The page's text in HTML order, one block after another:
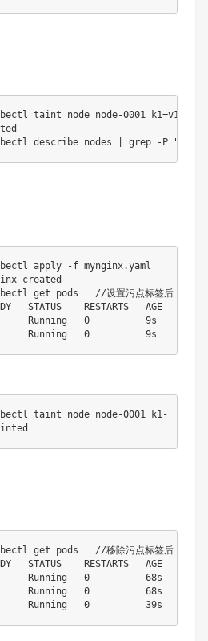
taint node node-0001
describe nodes | grep -P
apply -f mynginx.yaml
created
get pods   //设置污点标签后，只有2
STATUS    RESTARTS   AGE
Running   0          9s
Running   0          9s
taint node node-0001 k1-
get pods   //移除污点标签后，3节点
STATUS    RESTARTS   AGE
Running   0          68s
Running   0          68s
Running   0          39s